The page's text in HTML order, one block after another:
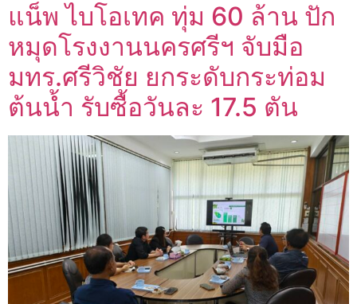
แน็พ ไบโอเทค ทุ่ม 60 ล้าน ปัก
หมุดโรงงานนครศรีฯ จับมือ
มทร.ศรีวิชัย ยกระดับกระท่อม
ต้นน้ำ รับซื้อวันละ 17.5 ตัน